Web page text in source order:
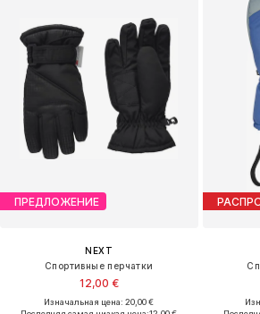
ПРЕДЛОЖЕНИЕ
NEXT
Спортивные перчатки
12,00 €
Изначальная цена: 20,00 €